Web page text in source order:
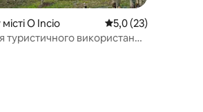
відгуки: 22
O Incio Середня оцінка: 5,0
5,0 (23)
використання